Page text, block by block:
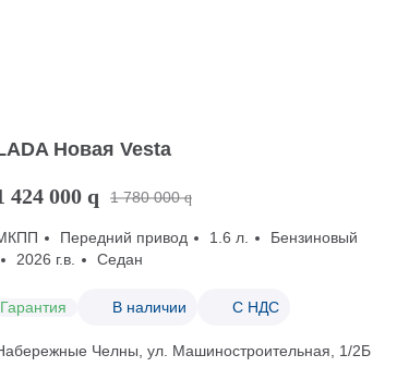
Новая Vesta
424 000 q 1 780 000 q
Передний привод 1.6 л.
Бензиновый
2026 г.в.
Седан
Гарантия В наличии С НДС
Челны, ул. Машиностроительная, 1/2Б